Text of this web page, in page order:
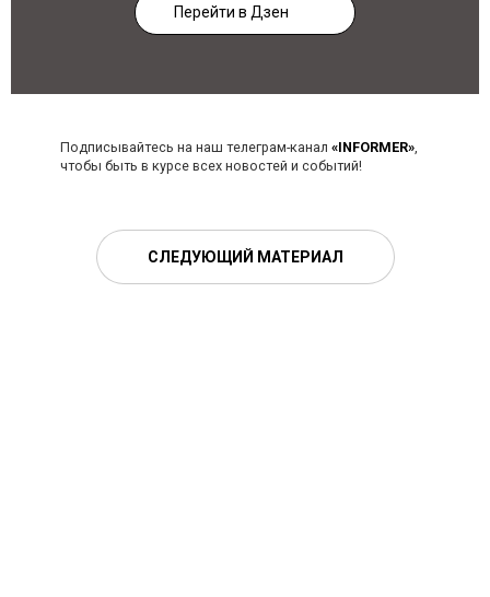
Перейти в Дзен
Подписывайтесь на наш телеграм-канал «INFORMER»,
чтобы быть в курсе всех новостей и событий!
СЛЕДУЮЩИЙ МАТЕРИАЛ